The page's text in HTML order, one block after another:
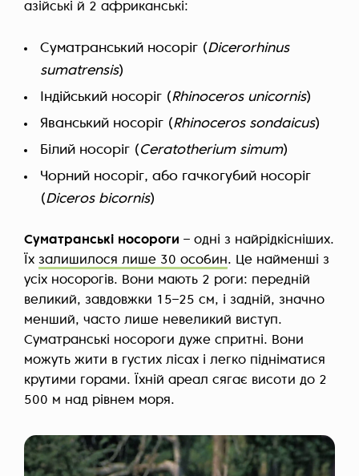
азійські й 2 африканські:
Суматранський носоріг (Dicerorhinus
sumatrensis)
Індійський носоріг (Rhinoceros unicornis)
Яванський носоріг (Rhinoceros sondaicus)
Білий носоріг (Ceratotherium simum)
Чорний носоріг, або гачкогубий носоріг
(Diceros bicornis)
Суматранські носороги – одні з найрідкісніших.
Їх залишилося лише 30 особин. Це найменші з
усіх носорогів. Вони мають 2 роги: передній
великий, завдовжки 15–25 см, і задній, значно
менший, часто лише невеликий виступ.
Суматранські носороги дуже спритні. Вони
можуть жити в густих лісах і легко підніматися
крутими горами. Їхній ареал сягає висоти до 2
500 м над рівнем моря.